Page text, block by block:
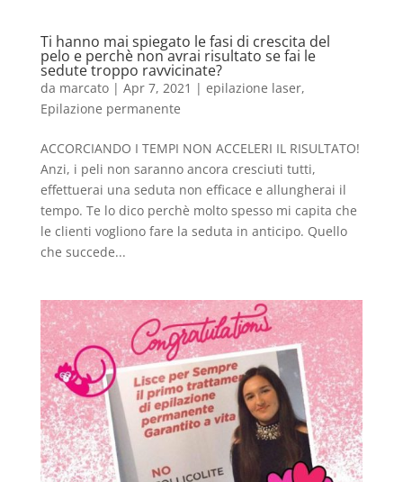
Ti hanno mai spiegato le fasi di crescita del
pelo e perchè non avrai risultato se fai le
sedute troppo ravvicinate?
da marcato| Apr 7, 2021 | epilazione laser,
Epilazione permanente
ACCORCIANDO I TEMPI NON ACCELERI IL RISULTATO!
Anzi, i peli non saranno ancora cresciuti tutti,
effettuerai una seduta non efficace e allungherai il
tempo. Te lo dico perchè molto spesso mi capita che
le clienti vogliono fare la seduta in anticipo. Quello
che succede...